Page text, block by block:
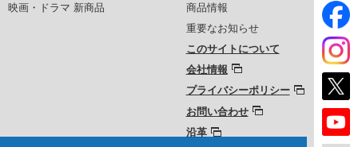
映画・ドラマ 新商品
商品情報
重要なお知らせ
このサイトについて
会社情報
プライバシーポリシー
お問い合わせ
沿革